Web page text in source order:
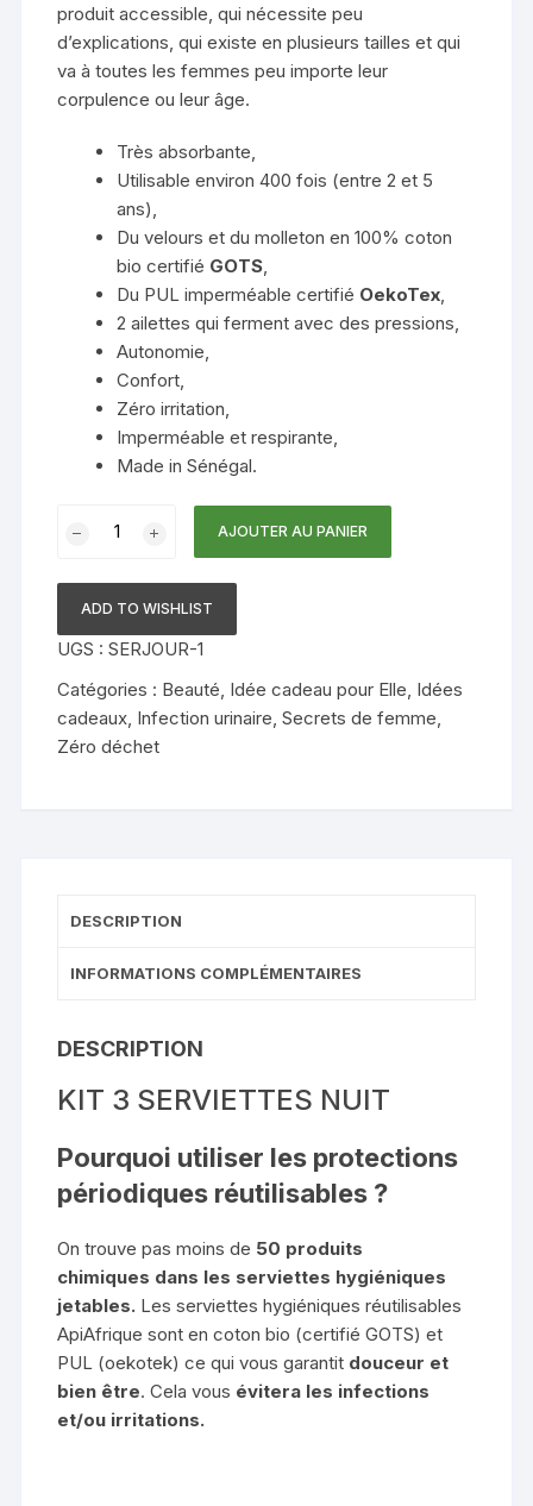
produit accessible, qui nécessite peu
d’explications, qui existe en plusieurs tailles et qui
va à toutes les femmes peu importe leur
corpulence ou leur âge.
Très absorbante,
Utilisable environ 400 fois (entre 2 et 5
ans),
Du velours et du molleton en 100% coton
bio certifié GOTS,
Du PUL imperméable certifié OekoTex,
2 ailettes qui ferment avec des pressions,
Autonomie,
Confort,
Zéro irritation,
Imperméable et respirante,
Made in Sénégal.
SERVIETTES
NUIT
AJOUTER AU PANIER
ADD TO WISHLIST
UGS :SERJOUR-1
Catégories : Beauté, Idée cadeau pour Elle, Idées
cadeaux, Infection urinaire,Secrets de femme,
Zéro déchet
DESCRIPTION
INFORMATIONS COMPLÉMENTAIRES
DESCRIPTION
KIT 3 SERVIETTES NUIT
Pourquoi utiliser les protections
périodiques réutilisables ?
On trouve pas moins de 50 produits
chimiques dans les serviettes hygiéniques
jetables. Les serviettes hygiéniques réutilisables
ApiAfrique sont en coton bio (certifié GOTS) et
PUL (oekotek) ce qui vous garantit douceur et
bien être. Cela vous évitera les infections
et/ou irritations.